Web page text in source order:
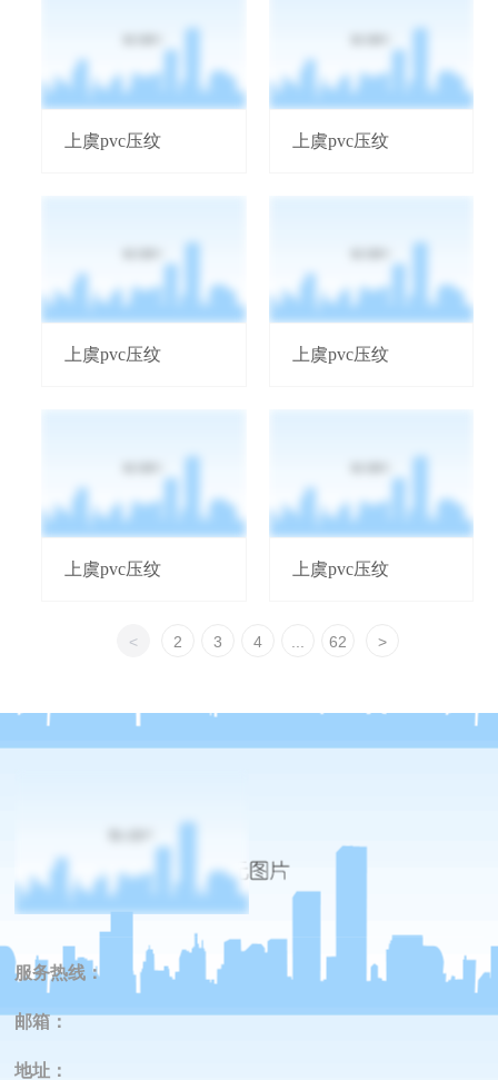
上虞pvc压纹 上虞pvc压纹
上虞pvc压纹 上虞pvc压纹
上虞pvc压纹 上虞pvc压纹
< 2 3 4 62 >
服务热线：
邮箱：
地址 ：